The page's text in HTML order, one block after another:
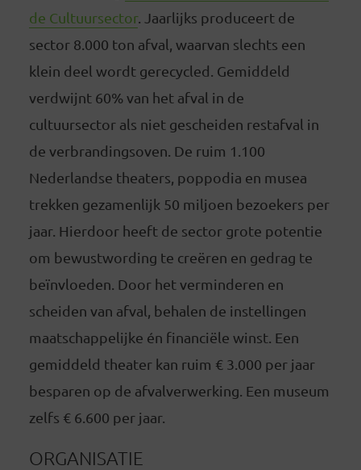
de Cultuursector. Jaarlijks produceert de
sector 8.000 ton afval, waarvan slechts een
klein deel wordt gerecycled. Gemiddeld
verdwijnt 60% van het afval in de
cultuursector als niet gescheiden restafval in
de verbrandingsoven. De ruim 1.100
Nederlandse theaters, poppodia en musea
trekken gezamenlijk 50 miljoen bezoekers per
jaar. Hierdoor heeft de sector grote potentie
om bewustwording te creëren en gedrag te
beïnvloeden. Door het verminderen en
scheiden van afval, behalen de instellingen
maatschappelijke én financiële winst. Een
gemiddeld theater kan ruim € 3.000 per jaar
besparen op de afvalverwerking. Een museum
zelfs € 6.600 per jaar.
ORGANISATIE